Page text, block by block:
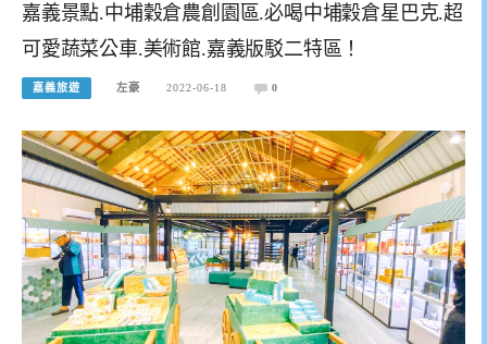
嘉義景點.中埔穀倉農創園區.必喝中埔穀倉星巴克.超
可愛蔬菜公車.美術館.嘉義版駁二特區！
嘉義旅遊 左豪 2022-06-18 0